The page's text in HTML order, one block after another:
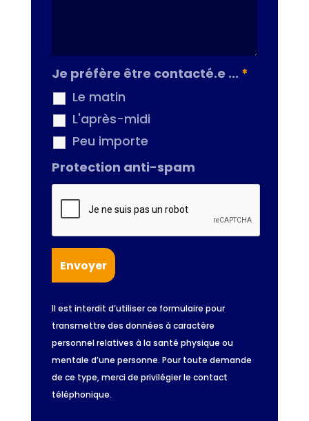
Je préfère être contacté.e ... *
Le matin
L'après-midi
Peu importe
Protection anti-spam
Il est interdit d’utiliser ce formulaire pour
transmettre des données à caractère
personnel relatives à la santé physique ou
mentale d’une personne. Pour toute demande
de ce type, merci de privilégier le contact
téléphonique.